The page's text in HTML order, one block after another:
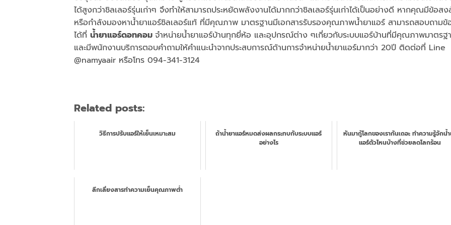
ได้สูงกว่าชิลเลอร์รุ่นเก่าๆ จึงทำให้สามารถประหยัดพลังงานได้มากกว่าชิลเลอร์รุ่นเก่าได้เป็นอย่างดี หากคุณมีข้อส
หรือกำลังมองหาน้ำยาแอร์ชิลเลอร์แท้ ที่มีคุณภาพ มาตรฐานมีเอกสารรับรองคุณภาพน้ำยาแอร์ สามารถสอบถามข้
ได้ที่ น้ำยาแอร์ดอทคอม จำหน่ายน้ำยาแอร์บ้านทุกยี่ห้อ และอุปกรณ์ต่าง ๆเกี่ยวกับระบบแอร์บ้านที่มีคุณภาพมาตรฐ
และมีพนักงานบริการตอบคำถามให้คำแนะนำจากประสบการณ์ด้านการจำหน่ายน้ำยาแอร์มากว่า 20ปี ติดต่อที่ Line
@namyaair หรือโทร 094-341-3124
Related posts:
วิธีการปรับแอร์ให้เย็นเหมาะสม
ถ้าน้ำยาแอร์หมดส่งผลกระทบกับระบบแอร์
อย่างไร
หันมากู้โลกของเรากันเถอะ ทำความรู้จักน้
แอร์ตัวไหนบ้างที่ช่วยลดโลกร้อน
ลีกเลี่ยงสารทำความเย็นคุณภาพต่ำ